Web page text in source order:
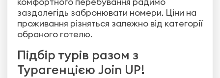
заздалегідь забронювати номери. Ціни на
проживання різняться залежно від категорії
обраного готелю.
Підбір турів разом з
Турагенцією Join UP!